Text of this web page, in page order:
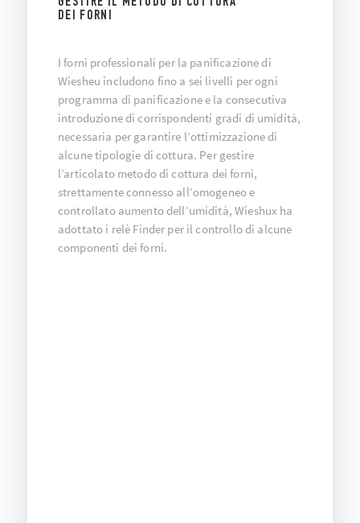
DEI FORNI
I forni professionali per la panificazione di
Wiesheu includono fino a sei livelli per ogni
programma di panificazione e la consecutiva
introduzione di corrispondenti gradi di umidità,
necessaria per garantire l’ottimizzazione di
alcune tipologie di cottura. Per gestire
l’articolato metodo di cottura dei forni,
strettamente connesso all’omogeneo e
controllato aumento dell’umidità, Wieshux ha
adottato i relè Finder per il controllo di alcune
componenti dei forni.